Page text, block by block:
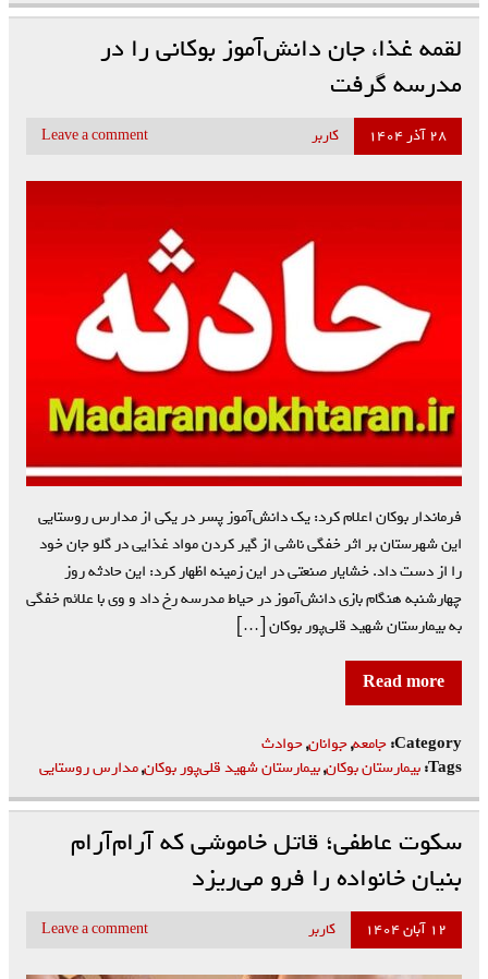
لقمه غذا، جان دانش‌آموز بوکانی را در
مدرسه گرفت
۲۸ آذر ۱۴۰۴ کاربر Leave a comment
فرماندار بوکان اعلام کرد: یک دانش‌آموز پسر در یکی از مدارس روستایی
این شهرستان بر اثر خفگی ناشی از گیر کردن مواد غذایی در گلو جان خود
را از دست داد. خشایار صنعتی در این زمینه اظهار کرد: این حادثه روز
چهارشنبه هنگام بازی دانش‌آموز در حیاط مدرسه رخ داد و وی با علائم خفگی
به بیمارستان شهید قلی‌پور بوکان […]
Read more
Category: جامعه,جوانان,حوادث
Tags: بیمارستان بوکان,بیمارستان شهید قلی‌پور بوکان,مدارس روستایی
سکوت عاطفی؛ قاتل خاموشی که آرام‌آرام
بنیان خانواده را فرو می‌ریزد
۱۲ آبان ۱۴۰۴ کاربر Leave a comment